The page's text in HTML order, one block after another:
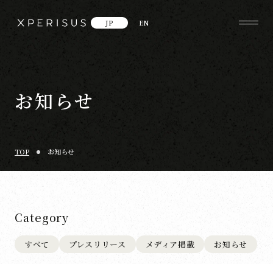
JP EN
お知らせ
TOP お知らせ
Category
すべて プレスリリース メディア掲載 お知らせ